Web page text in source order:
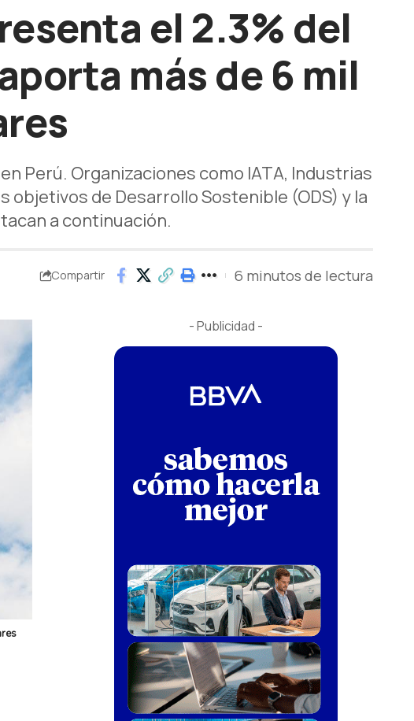
el 2.3% del
más de 6 mil
Perú. Organizaciones como IATA, Industrias
objetivos de Desarrollo Sostenible (ODS) y la
a continuación.
Compartir 6 minutos de lectura
- Publicidad -